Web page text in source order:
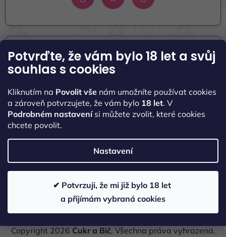
Potvrďte, že vám bylo 18 let a svůj
souhlas s cookies
Kliknutím na Povolit vše nám umožníte používat cookies
a zároveň potvrzujete, že vám bylo 18 let. V
Podrobném nastavenísi můžete zvolit, které cookies
chcete povolit.
Nastavení
✔ Potvrzuji, že mi již bylo 18 let
a přijímám vybraná cookies
Informace pro vás
Naše kontakty
Obchodní podmínky
Podmínky ochrany osobních údajů
Copyright 2026 Cukr a Bič. Všechna práva vyhrazena.